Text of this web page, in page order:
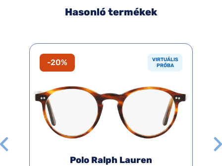
Hasonló termékek
-20%
VIRTUÁLIS
PRÓBA
Polo Ralph Lauren